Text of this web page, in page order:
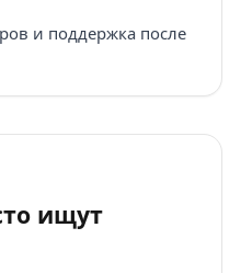
и поддержка после
ищут